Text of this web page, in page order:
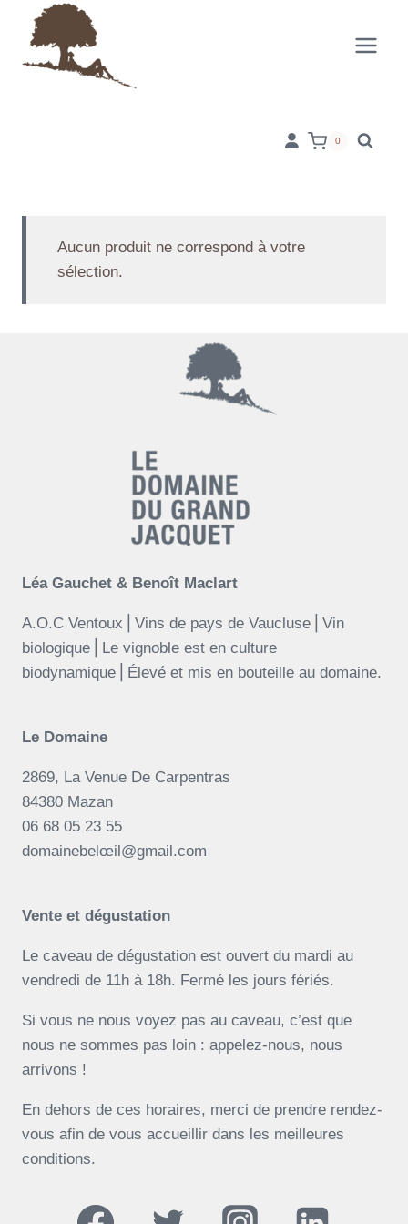
contenu
0
Aucun produit ne correspond à votre
sélection.
Léa Gauchet & Benoît Maclart
A.O.C Ventoux⎪Vins de pays de Vaucluse⎪Vin
biologique⎪Le vignoble est en culture
biodynamique⎪Élevé et mis en bouteille au domaine.
Le Domaine
2869, La Venue De Carpentras
84380 Mazan
06 68 05 23 55
domainebelœil@gmail.com
Vente et dégustation
Le caveau de dégustation est ouvert du mardi au
vendredi de 11h à 18h. Fermé les jours fériés.
Si vous ne nous voyez pas au caveau, c’est que
nous ne sommes pas loin : appelez-nous, nous
arrivons !
En dehors de ces horaires, merci de prendre rendez-
vous afin de vous accueillir dans les meilleures
conditions.